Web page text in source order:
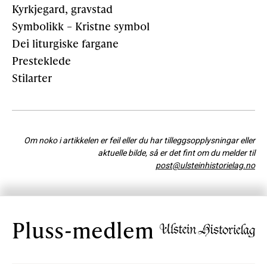
Kyrkjegard, gravstad
Symbolikk – Kristne symbol
Dei liturgiske fargane
Presteklede
Stilarter
Om noko i artikkelen er feil eller du har tilleggsopplysningar eller
aktuelle bilde, så er det fint om du melder til
post@ulsteinhistorielag.no
Pluss-medlem